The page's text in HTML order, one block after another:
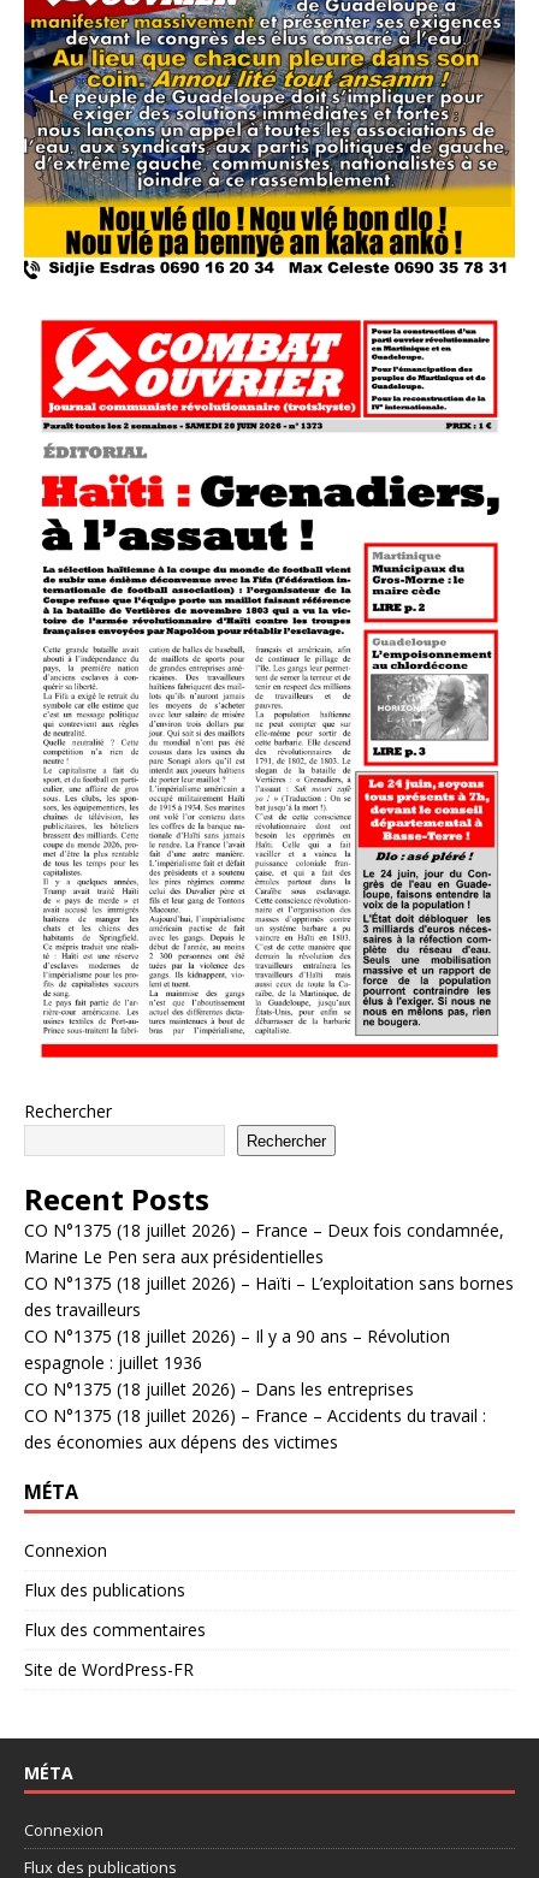
Rechercher
Rechercher
Recent Posts
CO N°1375 (18 juillet 2026) – France – Deux fois condamnée,
Marine Le Pen sera aux présidentielles
CO N°1375 (18 juillet 2026) – Haïti – L’exploitation sans bornes
des travailleurs
CO N°1375 (18 juillet 2026) – Il y a 90 ans – Révolution
espagnole : juillet 1936
CO N°1375 (18 juillet 2026) – Dans les entreprises
CO N°1375 (18 juillet 2026) – France – Accidents du travail :
des économies aux dépens des victimes
MÉTA
Connexion
Flux des publications
Flux des commentaires
Site de WordPress-FR
MÉTA
Connexion
Flux des publications